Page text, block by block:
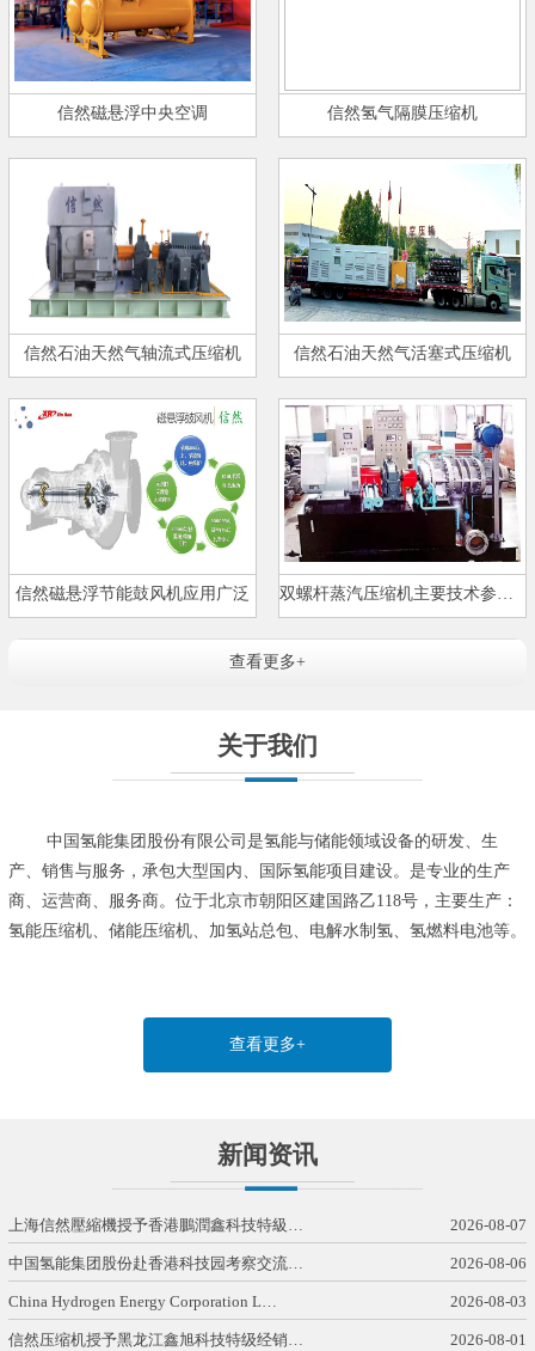
信然磁悬浮中央空调 信然氢气隔膜压缩机
信然石油天然气轴流式压缩机 信然石油天然气活塞式压缩机
信然磁悬浮节能鼓风机应用广泛 双螺杆蒸汽压缩机主要技术参数及…
查看更多+
关于我们
中国氢能集团股份有限公司是氢能与储能领域设备的研发、生
产、销售与服务，承包大型国内、国际氢能项目建设。是专业的生产
商、运营商、服务商。位于北京市朝阳区建国路乙118号，主要生产：
氢能压缩机、储能压缩机、加氢站总包、电解水制氢、氢燃料电池等。
查看更多+
新闻资讯
上海信然壓縮機授予香港鵬潤鑫科技特級… 2026-08-07
中国氢能集团股份赴香港科技园考察交流… 2026-08-06
China Hydrogen Energy Corporation L… 2026-08-03
信然压缩机授予黑龙江鑫旭科技特级经销… 2026-08-01